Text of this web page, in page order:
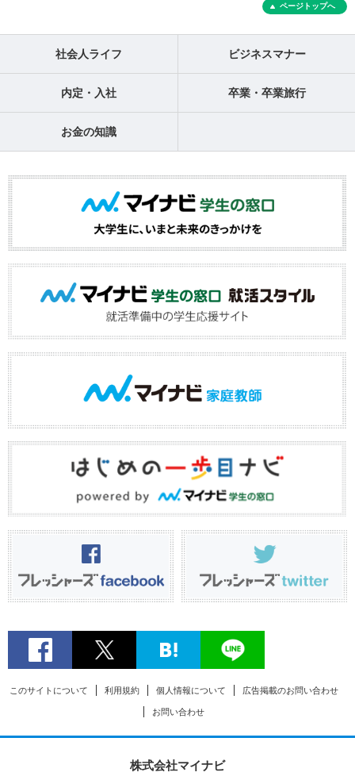
ページトップへ
社会人ライフ ビジネスマナー
内定・入社 卒業・卒業旅行
お金の知識
このサイトについて 利用規約 個人情報について 広告掲載のお問い合わせ
お問い合わせ
株式会社マイナビ